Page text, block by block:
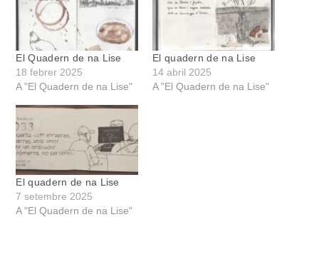
El Quadern de na Lise
18 febrer 2025
A "El Quadern de na Lise"
El quadern de na Lise
14 abril 2025
A "El Quadern de na Lise"
El quadern de na Lise
7 setembre 2025
A "El Quadern de na Lise"